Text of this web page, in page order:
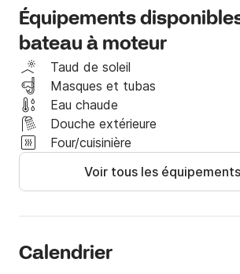
parfait pour atteindre les criques des
baies côtières.
Il est possible de louer le bateau à la
permis bateau
Le coût du carburant est exclu du prix.
Pour tout autre renseignement, ou
particulière, n'hésitez pas à me
Click&Boat !
sommes sûrs que vous ne le
Équipements
bateau à moteur
Taud de soleil
Masques et tubas
Eau chaude
Douche extérieure
Four/cuisinière
Voir tous les
Calendrier